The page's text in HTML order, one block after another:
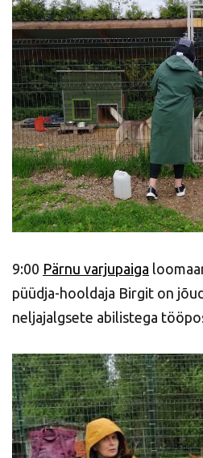
9:00 Pärnu varjupaiga
püüdja-hooldaja Birgit on
neljajalgsete abilistega